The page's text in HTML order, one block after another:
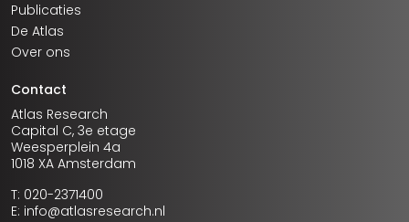
Publicaties
De Atlas
Over ons
Contact
Atlas Research
Capital C, 3e etage
Weesperplein 4a
1018 XA Amsterdam
T: 020-2371400
E: info@atlasresearch.nl